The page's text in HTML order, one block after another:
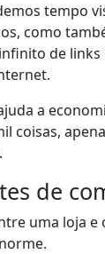
tempo
como
de links
a
coisas,
de
uma loja